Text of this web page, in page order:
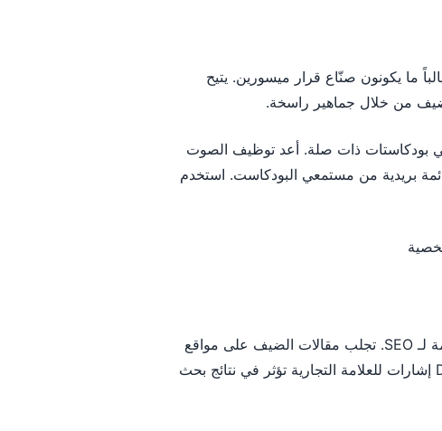
ما يكونون صنّاع قرار ميسورين. يتيح
من خلال جماهير راسخة.
بودكاستات ذات صلة. أعد توظيف الصوت
بريدية من مستمعي البودكاست. استخدم
تظل الروابط الواردة عالية الجودة حاسمة لـ SEO. تجلب مقالات الضيف على مواقع
محترمة حركة مرور إحالة من قرّاء متفاعلين. يولّد Digital PR إشارات للعلامة التجارية تؤثر في نتائج بحث